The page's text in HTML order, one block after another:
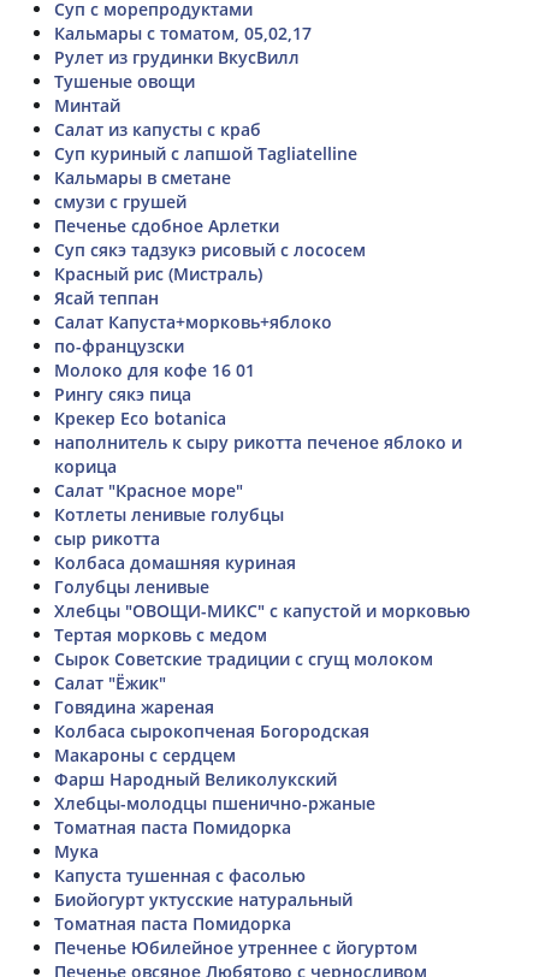
Суп с морепродуктами
Кальмары с томатом, 05,02,17
Рулет из грудинки ВкусВилл
Тушеные овощи
Минтай
Салат из капусты с краб
Суп куриный с лапшой Tagliatelline
Кальмары в сметане
смузи с грушей
Печенье сдобное Арлетки
Суп сякэ тадзукэ рисовый с лососем
Красный рис (Мистраль)
Ясай теппан
Салат Капуста+морковь+яблоко
по-французски
Молоко для кофе 16 01
Рингу сякэ пица
Крекер Eco botanica
наполнитель к сыру рикотта печеное яблоко и
корица
Салат "Красное море"
Котлеты ленивые голубцы
сыр рикотта
Колбаса домашняя куриная
Голубцы ленивые
Хлебцы "ОВОЩИ-МИКС" с капустой и морковью
Тертая морковь с медом
Сырок Советские традиции с сгущ молоком
Салат "Ёжик"
Говядина жареная
Колбаса сырокопченая Богородская
Макароны с сердцем
Фарш Народный Великолукский
Хлебцы-молодцы пшенично-ржаные
Томатная паста Помидорка
Мука
Капуста тушенная с фасолью
Биойогурт уктусские натуральный
Томатная паста Помидорка
Печенье Юбилейное утреннее с йогуртом
Печенье овсяное Любятово с черносливом